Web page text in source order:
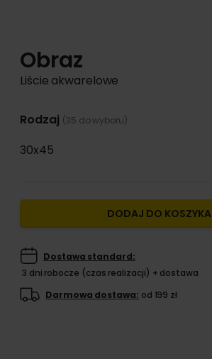
Obraz
Liście akwarelowe
Rodzaj (35 do wyboru)
30x45
DODAJ DO KOSZYKA
Dostawa standard:
3 dni robocze (czas realizacji) + dostawa
Darmowa dostawa: od 199 zł